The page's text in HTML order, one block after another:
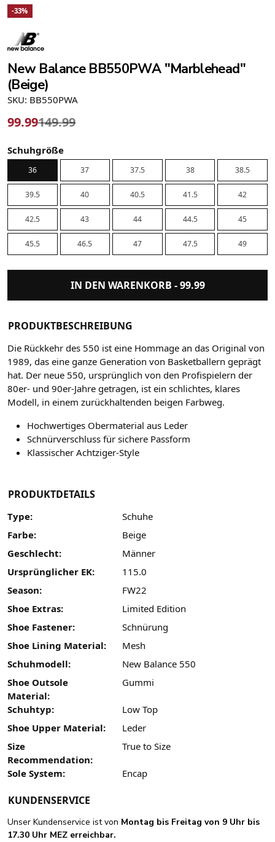
-33%
New Balance BB550PWA "Marblehead"
(Beige)
SKU: BB550PWA
99.99149.99
Schuhgröße
36 37 37.5 38 38.5
39.5 40 40.5 41.5 42
42.5 43 44 44.5 45
45.5 46.5 47 47.5 49
IN DEN WARENKORB -99.99
PRODUKTBESCHREIBUNG
Die Rückkehr des 550 ist eine Hommage an das Original von
1989, das eine ganze Generation von Basketballern geprägt
hat. Der neue 550, ursprünglich von den Profispielern der
80er- und 90er-Jahre getragen, ist ein schlichtes, klares
Modell, in einem zurückhaltenden beigen Farbweg.
Hochwertiges Obermaterial aus Leder
Schnürverschluss für sichere Passform
Klassischer Achtziger-Style
PRODUKTDETAILS
Type:
Schuhe
Farbe:
Beige
Geschlecht:
Männer
Ursprünglicher EK:
115.0
Season:
FW22
Shoe Extras:
Limited Edition
Shoe Fastener:
Schnürung
Shoe Lining Material:
Mesh
Schuhmodell:
New Balance 550
Shoe Outsole
Material:
Gummi
Schuhtyp:
Low Top
Shoe Upper Material:
Leder
Size
Recommendation:
True to Size
Sole System: Encap
KUNDENSERVICE
Unser Kundenservice ist von Montag bis Freitag von 9 Uhr bis
17.30 Uhr MEZ erreichbar.